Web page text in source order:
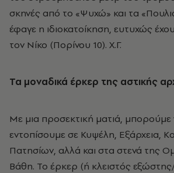
σκηνές από το «Ψυχώ» και τα
έφαγε η ιδιοκατοίκηση, ευτυχώς
τον Νίκο (Πορίνου 10). Χ.Γ.
Τα μοναδικά έρκερ της αστικής
Με μια προσεκτική ματιά, μπορούμε
εντοπίσουμε σε Κυψέλη, Εξάρχεια,
Πατησίων, αλλά και στα στενά της
Βάθη. Το έρκερ (ή κλειστός εξώστης/